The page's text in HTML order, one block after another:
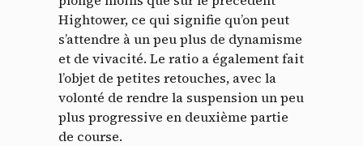
Hightower, ce qui signifie qu’on peut
s’attendre à un peu plus de dynamisme
et de vivacité. Le ratio a également fait
l’objet de petites retouches, avec la
volonté de rendre la suspension un peu
plus progressive en deuxième partie
de course.